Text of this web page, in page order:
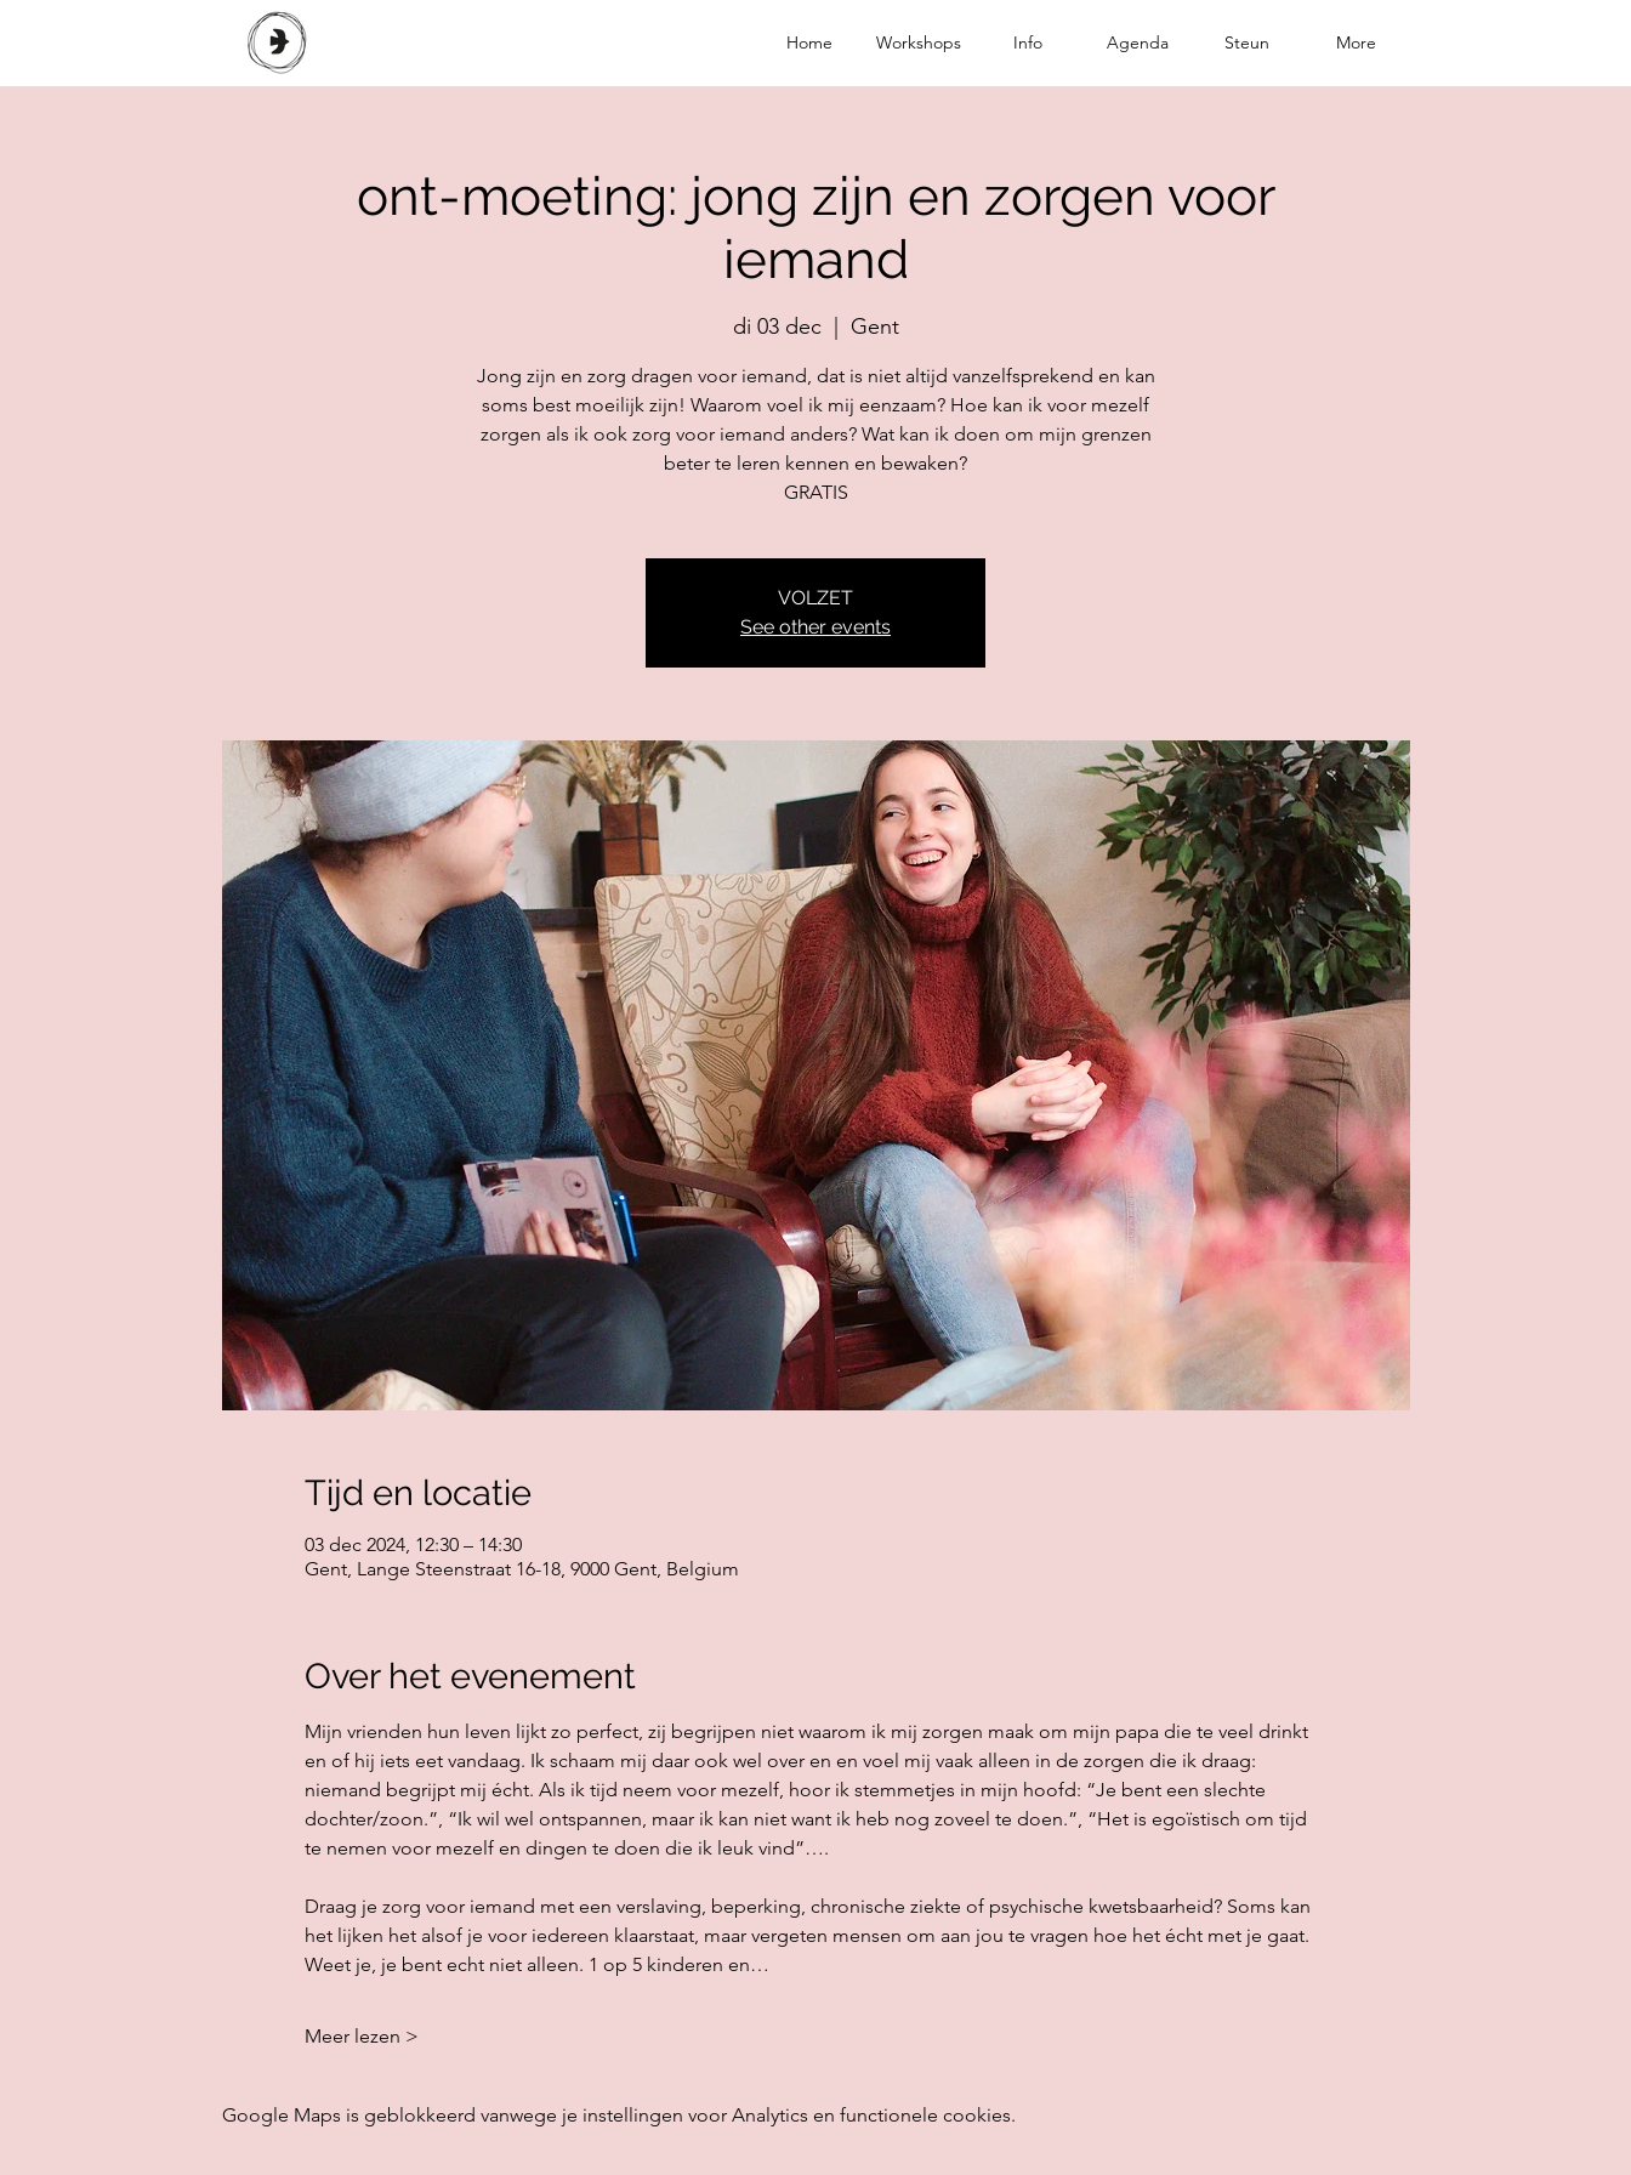
Home Workshops Info Agenda Steun More
ont-moeting: jong zijn en zorgen voor
iemand
di 03 dec
  |
Gent
Jong zijn en zorg dragen voor iemand, dat is niet altijd vanzelfsprekend en kan
soms best moeilijk zijn! Waarom voel ik mij eenzaam? Hoe kan ik voor mezelf
zorgen als ik ook zorg voor iemand anders? Wat kan ik doen om mijn grenzen
beter te leren kennen en bewaken?
GRATIS
VOLZET
See other events
Tijd en locatie
03 dec 2024, 12:30 – 14:30
Gent, Lange Steenstraat 16-18, 9000 Gent, Belgium
Over het evenement
Mijn vrienden hun leven lijkt zo perfect, zij begrijpen niet waarom ik mij zorgen maak om mijn papa die te veel drinkt
en of hij iets eet vandaag. Ik schaam mij daar ook wel over en en voel mij vaak alleen in de zorgen die ik draag:
niemand begrijpt mij écht. Als ik tijd neem voor mezelf, hoor ik stemmetjes in mijn hoofd: “Je bent een slechte
dochter/zoon.”, “Ik wil wel ontspannen, maar ik kan niet want ik heb nog zoveel te doen.”, “Het is egoïstisch om tijd
te nemen voor mezelf en dingen te doen die ik leuk vind”….
Draag je zorg voor iemand met een verslaving, beperking, chronische ziekte of psychische kwetsbaarheid? Soms kan
het lijken het alsof je voor iedereen klaarstaat, maar vergeten mensen om aan jou te vragen hoe het écht met je gaat.
Weet je, je bent echt niet alleen. 1 op 5 kinderen en…
Meer lezen >
Google Maps is geblokkeerd vanwege je instellingen voor Analytics en functionele cookies.